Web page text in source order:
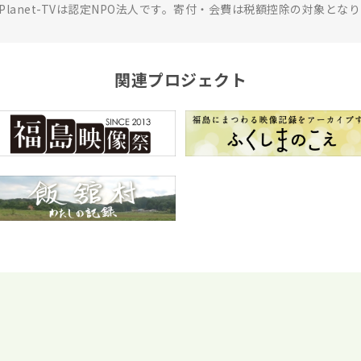
TVは認定NPO法人です。寄付・会費は税額控除の対象とな
関連プロジェクト